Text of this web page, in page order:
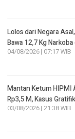
Lolos dari Negara
Bawa 12,7 Kg
04/08/2026 | 07:17 WIB
Mantan Ketum HIPMI
Rp3,5 M, Kasus
03/08/2026 | 21:38 WIB